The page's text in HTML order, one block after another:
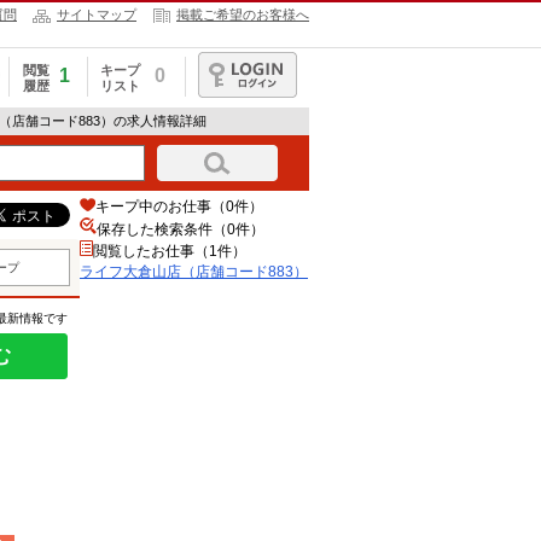
問 サイトマップ 掲載ご希望のお客様へ
閲覧
履歴
1
キープ
リスト
0
ログイン
店舗コード883）の求人情報詳細
プ
新情報です
キープ中のお仕事（0件）
保存した検索条件（0件）
閲覧したお仕事（1件）
ライフ大倉山店（店舗コード883）